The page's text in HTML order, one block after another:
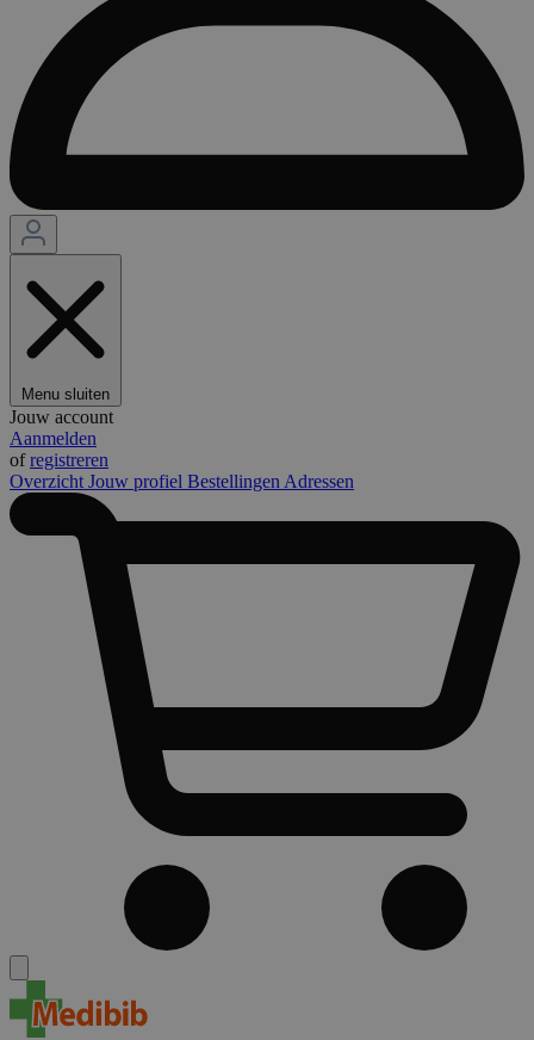
Menu sluiten
Jouw account
Aanmelden
ofregistreren
Overzicht Jouw profiel Bestellingen Adressen